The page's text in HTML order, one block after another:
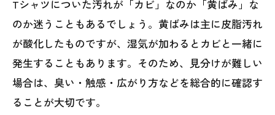
Tシャツについた汚れが「カビ」なのか「黄ばみ」な
のか迷うこともあるでしょう。黄ばみは主に皮脂汚れ
が酸化したものですが、湿気が加わるとカビと一緒に
発生することもあります。そのため、見分けが難しい
場合は、臭い・触感・広がり方などを総合的に確認す
ることが大切です。